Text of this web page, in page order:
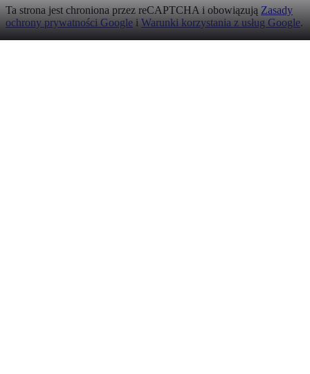
Ta strona jest chroniona przez reCAPTCHA i obowiązują Zasady
ochrony prywatności Google i Warunki korzystania z usług Google.